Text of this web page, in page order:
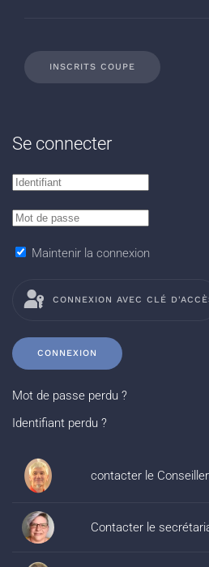
INSCRITS COUPE
Se connecter
Maintenir la connexion
CONNEXION AVEC CLÉ
CONNEXION
Mot de passe perdu ?
Identifiant perdu ?
contacter le
Contacter le